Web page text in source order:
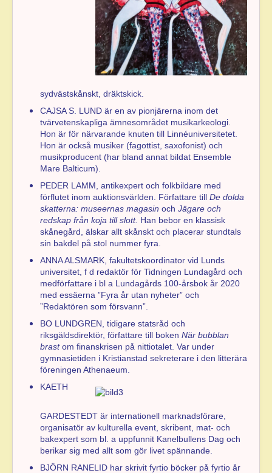
sydvästskånskt, dräktskick.
CAJSA S. LUND är en av pionjärerna inom det
tvärvetenskapliga ämnesområdet musikarkeologi.
Hon är för närvarande knuten till Linnéuniversitetet.
Hon är också musiker (fagottist, saxofonist) och
musikproducent (har bland annat bildat Ensemble
Mare Balticum).
PEDER LAMM, antikexpert och folkbildare med
förflutet inom auktionsvärlden. Författare till De dolda
skatterna: museernas magasin och Jägare och
redskap från koja till slott. Han bebor en klassisk
skånegård, älskar allt skånskt och placerar stundtals
sin bakdel på stol nummer fyra.
ANNA ALSMARK, fakultetskoordinator vid Lunds
universitet, f d redaktör för Tidningen Lundagård och
medförfattare i bl a Lundagårds 100-årsbok år 2020
med essäerna ”Fyra år utan nyheter” och
”Redaktören som försvann”.
BO LUNDGREN, tidigare statsråd och
riksgäldsdirektör, författare till boken När bubblan
brastom finanskrisen på nittiotalet. Var under
gymnasietiden i Kristianstad sekreterare i den litterära
föreningen Athenaeum.
KAETH
GARDESTEDT är internationell marknadsförare,
organisatör av kulturella event, skribent, mat- och
bakexpert som bl. a uppfunnit Kanelbullens Dag och
berikar sig med allt som gör livet spännande.
BJÖRN RANELID har skrivit fyrtio böcker på fyrtio år